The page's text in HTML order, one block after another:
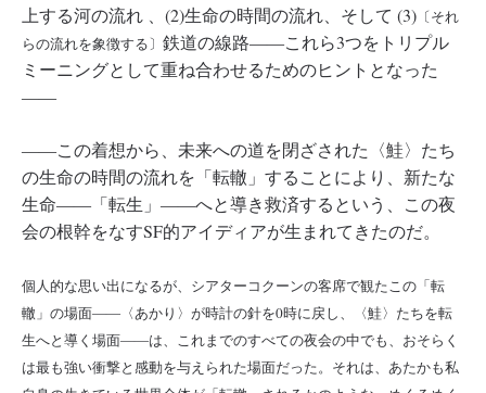
上する河の流れ 、(2)生命の時間の流れ、そして (3) 〔それ
らの流れを象徴する〕 鉄道の線路――これら3つをトリプル
ミーニングとして重ね合わせるためのヒントとなった
――
――この着想から、未来への道を閉ざされた〈鮭〉たち
の生命の時間の流れを「転轍」することにより、新たな
生命――「転生」――へと導き救済するという、この夜
会の根幹をなすSF的アイディアが生まれてきたのだ。
個人的な思い出になるが、シアターコクーンの客席で観たこの「転
轍」の場面――〈あかり〉が時計の針を0時に戻し、〈鮭〉たちを転
生へと導く場面――は、これまでのすべての夜会の中でも、おそらく
は最も強い衝撃と感動を与えられた場面だった。それは、あたかも私